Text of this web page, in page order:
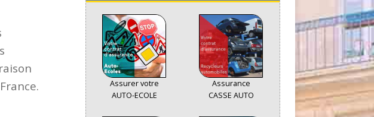
Assurer votre
AUTO-ECOLE
Assurance
CASSE AUTO